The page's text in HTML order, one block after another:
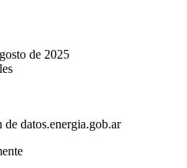
de 2025
datos.energia.gob.ar